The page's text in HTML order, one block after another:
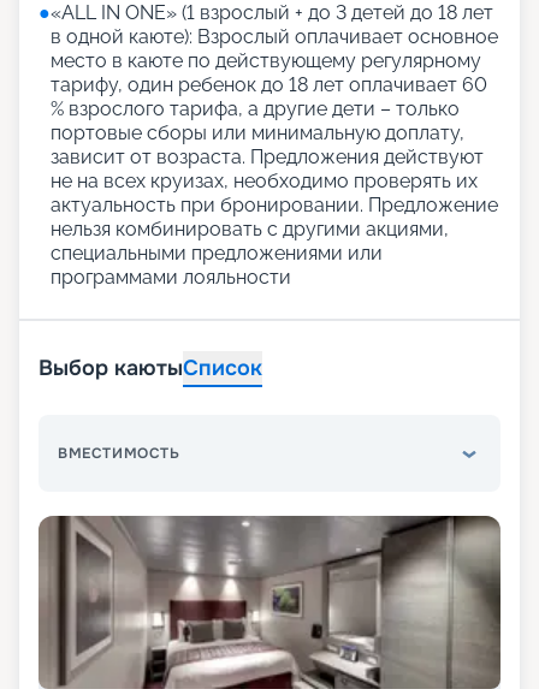
●«АLL IN ONE» (1 взрослый + до 3 детей до 18 лет
в одной каюте): Взрослый оплачивает основное
место в каюте по действующему регулярному
тарифу, один ребенок до 18 лет оплачивает 60
% взрослого тарифа, а другие дети – только
портовые сборы или минимальную доплату,
зависит от возраста. Предложения действуют
не на всех круизах, необходимо проверять их
актуальность при бронировании. Предложение
нельзя комбинировать с другими акциями,
специальными предложениями или
программами лояльности
Выбор каютыСписок
ВМЕСТИМОСТЬ